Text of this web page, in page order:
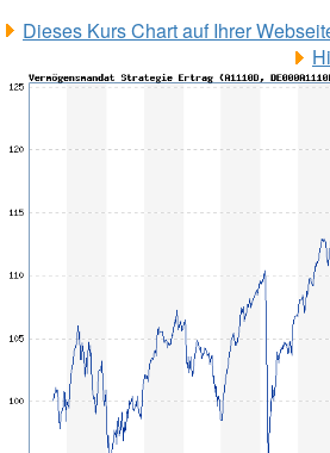
Dieses Kurs Chart auf Ihrer